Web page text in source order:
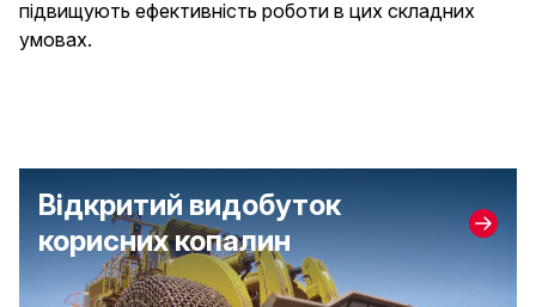
підвищують ефективність роботи в цих складних
умовах.
Відкритий видобуток
корисних копалин